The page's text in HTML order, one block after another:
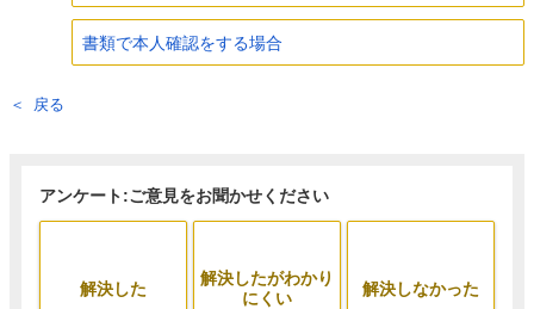
書類で本人確認をする場合
戻る
アンケート:ご意見をお聞かせください
解決した
解決したがわかり
にくい
解決しなかった